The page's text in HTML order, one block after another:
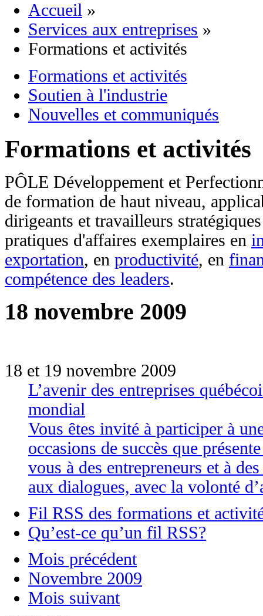
Accueil »
Services aux entreprises »
Formations et activités
Formations et activités
Soutien à l'industrie
Nouvelles et communiqués
Formations et activités
PÔLE Développement et
de formation de haut niveau,
dirigeants et travailleurs
pratiques d'affaires exemplaires en
exportation, en productivité, en
compétence des leaders.
18 novembre 2009
18 et 19 novembre 2009
L’avenir des entreprises
mondial
Vous êtes invité à participer à
occasions de succès que
vous à des entrepreneurs et à
aux dialogues, avec la volonté
Fil RSS des formations et
Qu’est-ce qu’un fil RSS?
Mois précédent
Novembre 2009
Mois suivant